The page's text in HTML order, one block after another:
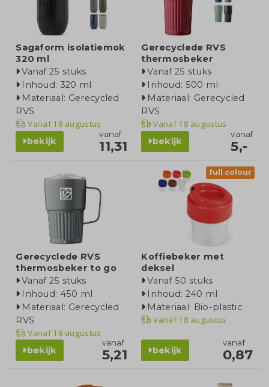
Sagaform isolatiemok
320 ml
Vanaf 25 stuks
Inhoud: 320 ml
Materiaal: Gerecycled
RVS
Vanaf18 augustus
bekijk
vanaf
11,31
Gerecyclede RVS
thermosbeker
Vanaf 25 stuks
Inhoud: 500 ml
Materiaal: Gerecycled
RVS
Vanaf18 augustus
bekijk
vanaf
5,-
Gerecyclede RVS
thermosbeker to go
Vanaf 25 stuks
Inhoud: 450 ml
Materiaal: Gerecycled
RVS
Vanaf18 augustus
bekijk
vanaf
5,21
full colour
Koffiebeker met
deksel
Vanaf 50 stuks
Inhoud: 240 ml
Materiaal: Bio-plastic
Vanaf18 augustus
bekijk
vanaf
0,87